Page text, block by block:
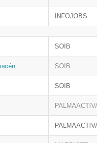
INFOJOBS
SOIB
SOIB
SOIB